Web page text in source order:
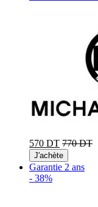
570 DT 770 DT
J'achète
Garantie 2 ans
- 38%